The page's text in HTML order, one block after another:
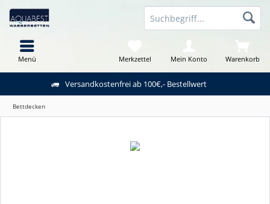
Versandkostenfrei ab 100€,- Bestellwert
Warenkorb
Merkzettel Mein Konto
Menü
Bettdecken